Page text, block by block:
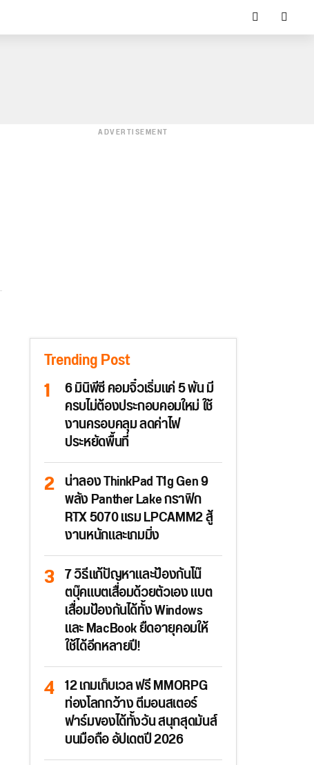
ADVERTISEMENT
Trending Post
6 มินิพีซี คอมจิ๋วเริ่มแค่ 5 พัน มี
ครบไม่ต้องประกอบคอมใหม่ ใช้
งานครอบคลุม ลดค่าไฟ
ประหยัดพื้นที่
น่าลอง ThinkPad T1g Gen 9
พลัง Panther Lake กราฟิก
RTX 5070 แรม LPCAMM2 สู้
งานหนักและเกมมิ่ง
7 วิธีแก้ปัญหาและป้องกันโน๊
ตบุ๊คแบตเสื่อมด้วยตัวเอง แบต
เสื่อมป้องกันได้ทั้ง Windows
และ MacBook ยืดอายุคอมให้
ใช้ได้อีกหลายปี!
12 เกมเก็บเวล ฟรี MMORPG
ท่องโลกกว้าง ตีมอนสเตอร์
ฟาร์มของได้ทั้งวัน สนุกสุดมันส์
บนมือถือ อัปเดตปี 2026